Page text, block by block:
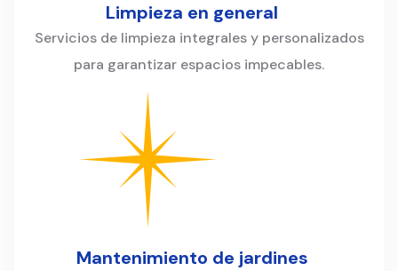
Limpieza en general
Servicios de limpieza integrales y personalizados
para garantizar espacios impecables.
Mantenimiento de jardines